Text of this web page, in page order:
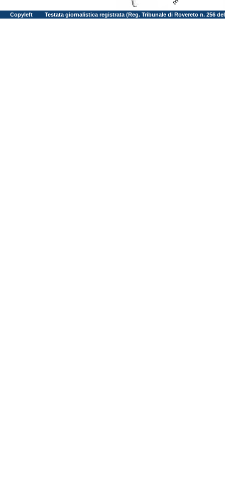
Copyleft Testata giornalistica registrata (Reg. Tribunale di Rovereto n. 256